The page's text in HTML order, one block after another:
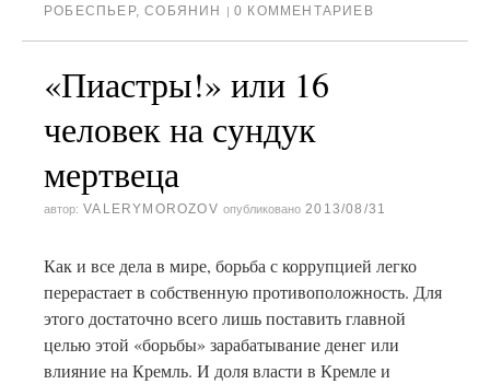
РОБЕСПЬЕР,СОБЯНИН | 0 КОММЕНТАРИЕВ
«Пиастры!» или 16
человек на сундук
мертвеца
автор: VALERYMOROZOV опубликовано 2013/08/31
Как и все дела в мире, борьба с коррупцией легко
перерастает в собственную противоположность. Для
этого достаточно всего лишь поставить главной
целью этой «борьбы» зарабатывание денег или
влияние на Кремль. И доля власти в Кремле и